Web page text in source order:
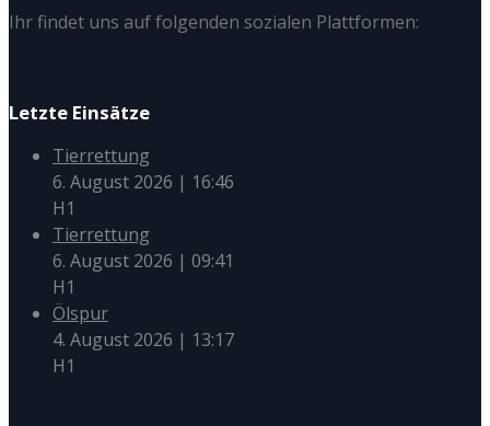
Ihr findet uns auf folgenden sozialen Plattformen:
Letzte Einsätze
Tierrettung
6. August 2026 | 16:46
H1
Tierrettung
6. August 2026 | 09:41
H1
Ölspur
4. August 2026 | 13:17
H1